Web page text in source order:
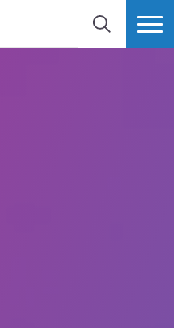
PRETRAŽI PROŠIRI